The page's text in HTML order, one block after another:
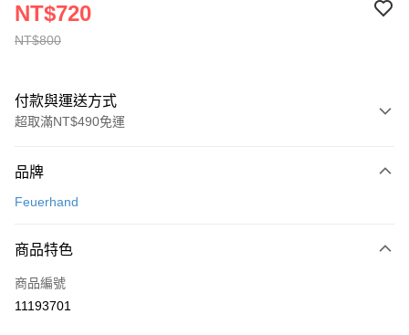
NT$800
NT$720
付款與運送方式
超取滿NT$490免運
信用卡一次付款
3 期 0 利率 每期
合作金庫商業銀行
上海商業儲蓄銀行
超商取貨付款
LINE Pay
品牌
Feuerhand
商品特色
商品編號
11193701